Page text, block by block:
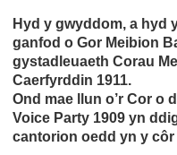
Hyd y gwyddom, a hyd
ganfod o Gor Meibion
gystadleuaeth Corau
Caerfyrddin 1911.
Ond mae llun o’r Cor o
Voice Party 1909 yn
cantorion oedd yn y côr